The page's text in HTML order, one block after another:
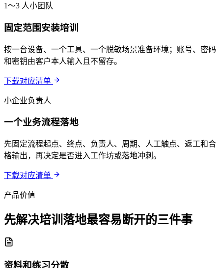
1～3 人小团队
固定范围安装培训
按一台设备、一个工具、一个脱敏场景准备环境；账号、密码
和密钥由客户本人输入且不留存。
下载对应清单
小企业负责人
一个业务流程落地
先固定流程起点、终点、负责人、周期、人工触点、返工和合
格输出，再决定是否进入工作坊或落地冲刺。
下载对应清单
产品价值
先解决培训落地最容易断开的三件事
资料和练习分散